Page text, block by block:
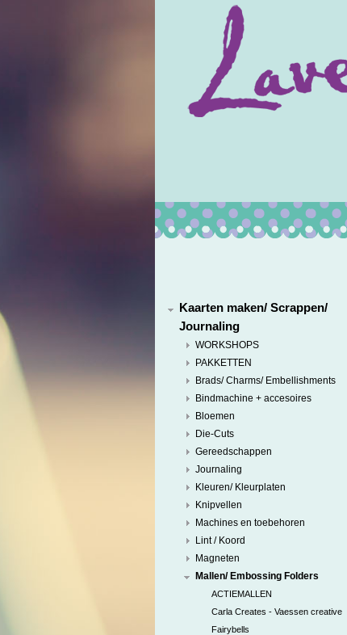
Kaarten maken/ Scrappen/
Journaling
WORKSHOPS
PAKKETTEN
Brads/ Charms/ Embellishments
Bindmachine + accesoires
Bloemen
Die-Cuts
Gereedschappen
Journaling
Kleuren/ Kleurplaten
Knipvellen
Machines en toebehoren
Lint / Koord
Magneten
Mallen/ Embossing Folders
ACTIEMALLEN
Carla Creates - Vaessen creative
Fairybells